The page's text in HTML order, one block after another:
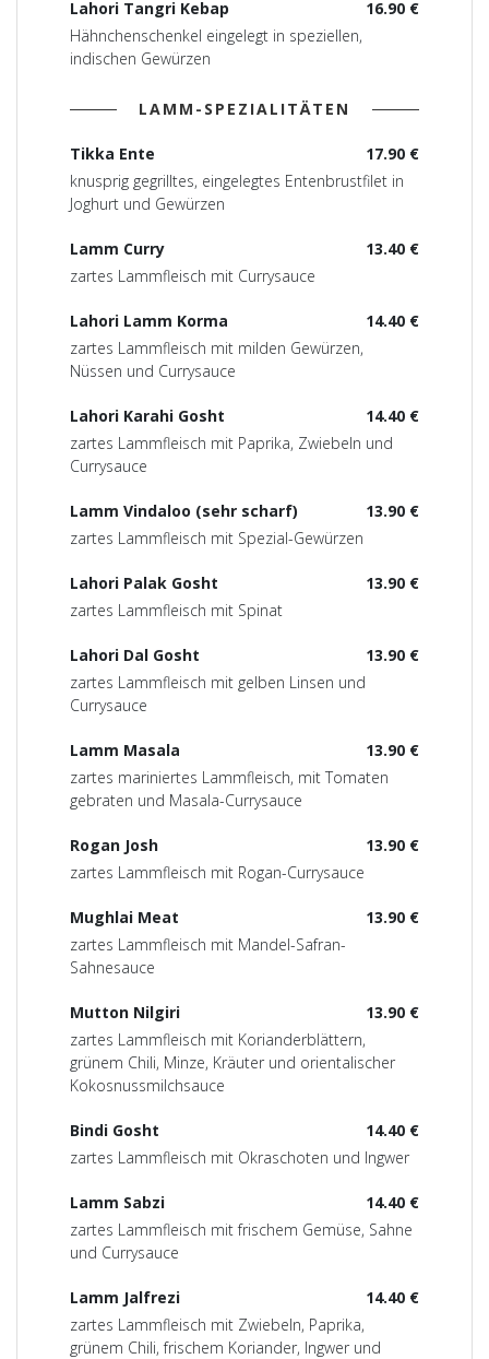
16.90 €
Lahori Tangri Kebap
Hähnchenschenkel eingelegt in speziellen,
indischen Gewürzen
LAMM-SPEZIALITÄTEN
17.90 €
Tikka Ente
knusprig gegrilltes, eingelegtes Entenbrustfilet in
Joghurt und Gewürzen
13.40 €
Lamm Curry
zartes Lammfleisch mit Currysauce
14.40 €
Lahori Lamm Korma
zartes Lammfleisch mit milden Gewürzen,
Nüssen und Currysauce
14.40 €
Lahori Karahi Gosht
zartes Lammfleisch mit Paprika, Zwiebeln und
Currysauce
13.90 €
Lamm Vindaloo (sehr scharf)
zartes Lammfleisch mit Spezial-Gewürzen
13.90 €
Lahori Palak Gosht
zartes Lammfleisch mit Spinat
13.90 €
Lahori Dal Gosht
zartes Lammfleisch mit gelben Linsen und
Currysauce
13.90 €
Lamm Masala
zartes mariniertes Lammfleisch, mit Tomaten
gebraten und Masala-Currysauce
13.90 €
Rogan Josh
zartes Lammfleisch mit Rogan-Currysauce
13.90 €
Mughlai Meat
zartes Lammfleisch mit Mandel-Safran-
Sahnesauce
13.90 €
Mutton Nilgiri
zartes Lammfleisch mit Korianderblättern,
grünem Chili, Minze, Kräuter und orientalischer
Kokosnussmilchsauce
14.40 €
Bindi Gosht
zartes Lammfleisch mit Okraschoten und Ingwer
14.40 €
Lamm Sabzi
zartes Lammfleisch mit frischem Gemüse, Sahne
und Currysauce
14.40 €
Lamm Jalfrezi
zartes Lammfleisch mit Zwiebeln, Paprika,
grünem Chili, frischem Koriander, Ingwer und